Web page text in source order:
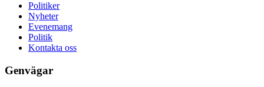
Politiker
Nyheter
Evenemang
Politik
Kontakta oss
Genvägar